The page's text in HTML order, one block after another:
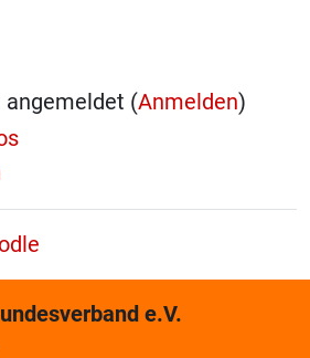
angemeldet (Anmelden)
e.V.